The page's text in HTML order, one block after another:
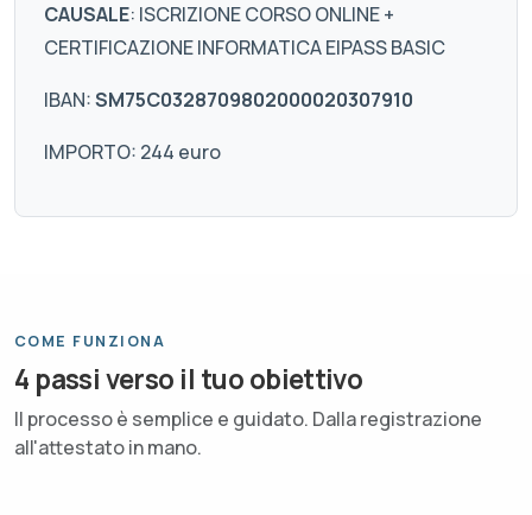
CAUSALE: ISCRIZIONE CORSO ONLINE +
CERTIFICAZIONE INFORMATICA EIPASS BASIC
IBAN:SM75C0328709802000020307910
IMPORTO: 244 euro
COME FUNZIONA
4 passi verso il tuo obiettivo
Il processo è semplice e guidato. Dalla registrazione
all'attestato in mano.